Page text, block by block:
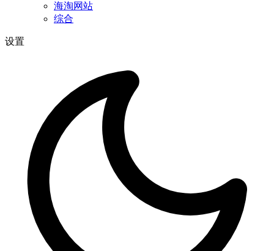
海淘网站
综合
设置